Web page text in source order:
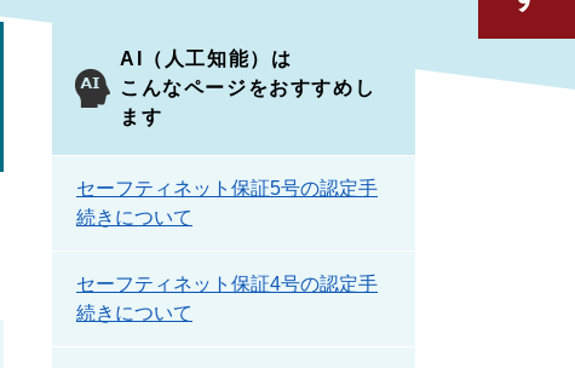
AI（人工知能）は
こんなページをおすすめし
ます
セーフティネット保証5号の認定手
続きについて
セーフティネット保証4号の認定手
続きについて